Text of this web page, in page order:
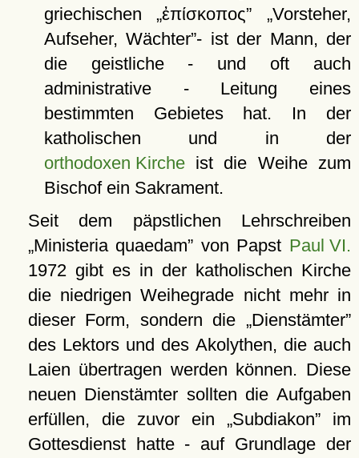
griechischen ἐπίσκοπος
Vorsteher,
Aufseher, Wächter - ist der Mann, der
die geistliche - und oft auch
administrative - Leitung eines
bestimmten Gebietes hat. In der
katholischen und in der
orthodoxen Kircheist die Weihe zum
Bischof ein Sakrament.
Seit dem päpstlichen Lehrschreiben
Ministeria quaedam
von Papst Paul VI.
1972 gibt es in der katholischen Kirche
die niedrigen Weihegrade nicht mehr in
dieser Form, sondern die
Dienstämter
des Lektors und des Akolythen, die auch
Laien übertragen werden können. Diese
neuen Dienstämter sollten die Aufgaben
erfüllen, die zuvor ein
Subdiakon im
Gottesdienst hatte - auf Grundlage der